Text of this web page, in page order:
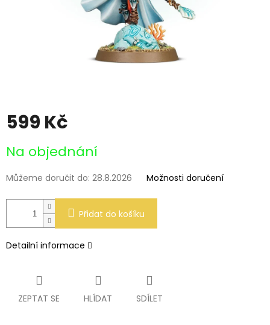
599 Kč
cena:
Na objednání
Můžeme doručit do: 28.8.2026 Možnosti doručení
Přidat do košíku
Detailní informace
ZEPTAT SE HLÍDAT SDÍLET